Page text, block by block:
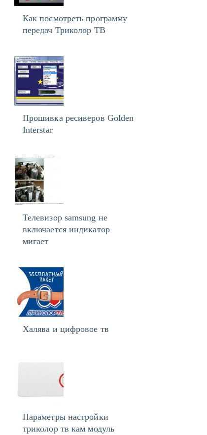
Как посмотреть программу
передач Триколор ТВ
Прошивка ресиверов Golden
Interstar
Телевизор samsung не
включается индикатор
мигает
Халява и цифровое тв
Параметры настройки
триколор тв кам модуль